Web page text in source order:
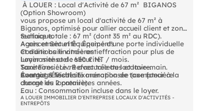
️ À LOUER : Local d'Activité de 67 m²  BIGANOS
(Option Showroom)
vous propose un local d'activité de 67 m² à
Biganos, optimisé pour allier accueil client et zone
technique.
Agencement et Équipements
Surface totale : 67 m² (dont 35 m² au RDC).
Accès et Sécurité : Équipé d'une porte individuelle
et d'une baie vitrée antieffraction pour plus de
luminosité et de sécurité.
Sanitaires : Livré avec toilettes et lave-main.
Énergie : Électricité monophasée (compteur à la
charge du locataire).
Eau : Consommation incluse dans le loyer.
Conditions financières
Loyer mensuel : 650 € HT / mois.
Taxe Foncière : Refacturée au locataire.
Avantage fiscal : Exonération de taxe foncière
durant les 2 premières années.
Contact & Visites

- Loyer annuel : 7800 € HT
A LOUER IMMOBILIER D'ENTREPRISE LOCAUX D'ACTIVITÉS -
ENTREPÔTS